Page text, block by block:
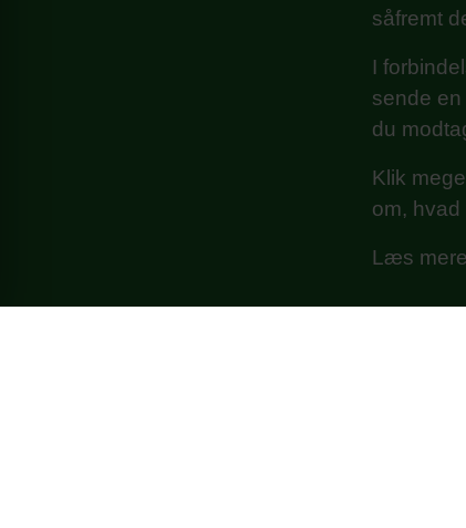
såfremt
I
sende
du
Klik
om, hvad
Læs